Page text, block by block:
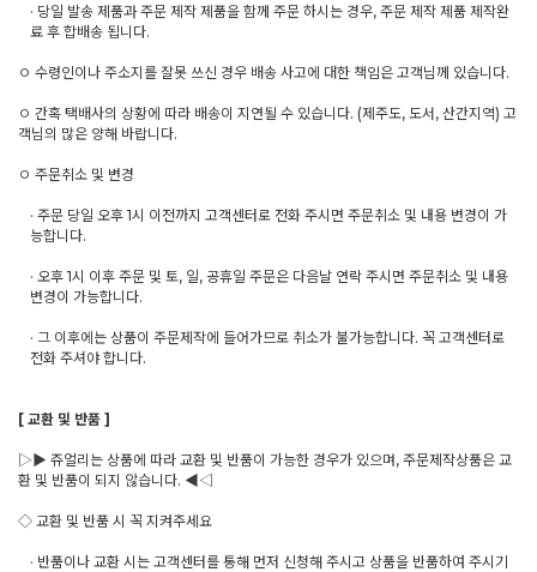
· 당일 발송 제품과 주문 제작 제품을 함께 주문 하시는 경우, 주문 제작 제품 제작완
료 후 합배송 됩니다.
ㅇ 수령인이나 주소지를 잘못 쓰신 경우 배송 사고에 대한 책임은 고객님께 있습니다.
ㅇ 간혹 택배사의 상황에 따라 배송이 지연될 수 있습니다. (제주도, 도서, 산간지역) 고
객님의 많은 양해 바랍니다.
ㅇ 주문취소 및 변경
· 주문 당일 오후 1시 이전까지 고객센터로 전화 주시면 주문취소 및 내용 변경이 가
능합니다.
· 오후 1시 이후 주문 및 토, 일, 공휴일 주문은 다음날 연락 주시면 주문취소 및 내용
변경이 가능합니다.
· 그 이후에는 상품이 주문제작에 들어가므로 취소가 불가능합니다. 꼭 고객센터로
전화 주셔야 합니다.
[ 교환 및 반품 ]
▷▶ 쥬얼리는 상품에 따라 교환 및 반품이 가능한 경우가 있으며, 주문제작상품은 교
환 및 반품이 되지 않습니다. ◀◁
◇ 교환 및 반품 시 꼭 지켜주세요
· 반품이나 교환 시는 고객센터를 통해 먼저 신청해 주시고 상품을 반품하여 주시기